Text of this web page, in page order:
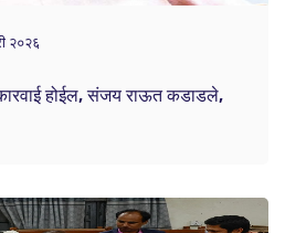
२०२६
होईल, संजय राऊत कडाडले,